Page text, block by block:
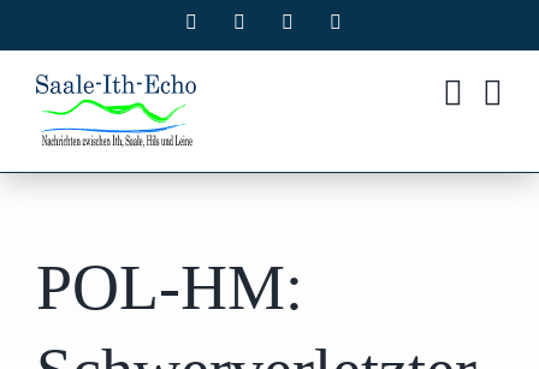
Inhalt
springen
Facebook Instagram
POL-HM: